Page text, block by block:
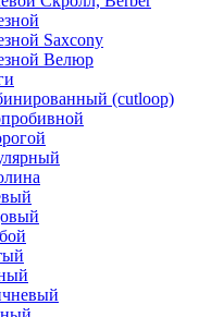
Saxcony
Велюр
(cutloop)